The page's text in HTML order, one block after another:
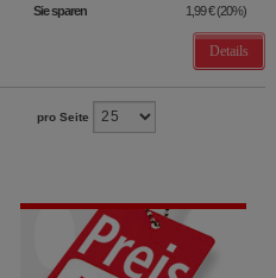
Sie sparen 1,99 €(20%)
Details
pro Seite